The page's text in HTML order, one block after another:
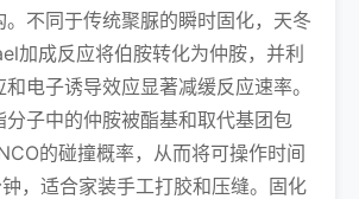
。不同于传统聚脲的瞬时固化，天冬
加成反应将伯胺转化为仲胺，并利
电子诱导效应显著减缓反应速率。
分子中的仲胺被酯基和取代基团包
的碰撞概率，从而将可操作时间
，适合家装手工打胶和压缝。固化